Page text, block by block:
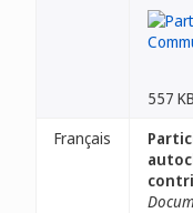
557 KB
Français